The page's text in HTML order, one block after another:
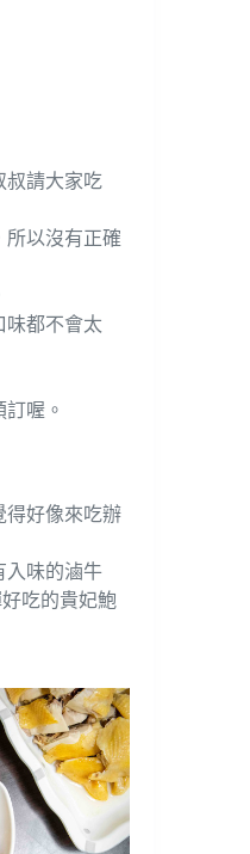
叔請大家吃
所以沒有正確
味都不會太
喔。
得好像來吃辦
入味的滷牛
吃的貴妃鮑